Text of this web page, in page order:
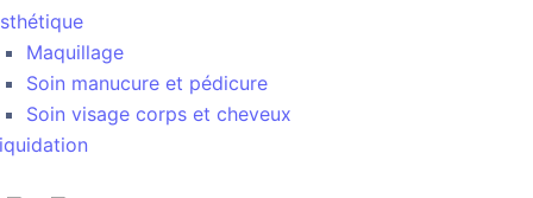
Maquillage
Soin manucure et pédicure
Soin visage corps et cheveux